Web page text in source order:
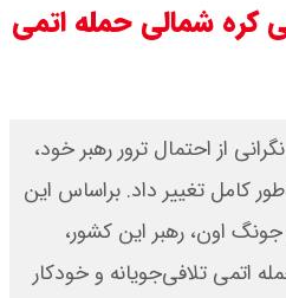
کره شمالی حمله اتمی
از احتمال ترور رهبر خود،
کامل تغییر داد. بر‌اساس این
اون، رهبر این کشور،
اتمی تلافی‌جویانه و خودکار